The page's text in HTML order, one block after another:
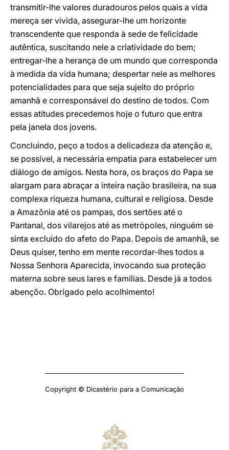
transmitir-lhe valores duradouros pelos quais a vida
mereça ser vivida, assegurar-lhe um horizonte
transcendente que responda à sede de felicidade
autêntica, suscitando nele a criatividade do bem;
entregar-lhe a herança de um mundo que corresponda
à medida da vida humana; despertar nele as melhores
potencialidades para que seja sujeito do próprio
amanhã e corresponsável do destino de todos. Com
essas atitudes precedemos hoje o futuro que entra
pela janela dos jovens.
Concluindo, peço a todos a delicadeza da atenção e,
se possível, a necessária empatia para estabelecer um
diálogo de amigos. Nesta hora, os braços do Papa se
alargam para abraçar a inteira nação brasileira, na sua
complexa riqueza humana, cultural e religiosa. Desde
a Amazônia até os pampas, dos sertões até o
Pantanal, dos vilarejos até as metrópoles, ninguém se
sinta excluído do afeto do Papa. Depois de amanhã, se
Deus quiser, tenho em mente recordar-lhes todos a
Nossa Senhora Aparecida, invocando sua proteção
materna sobre seus lares e famílias. Desde já a todos
abençôo. Obrigado pelo acolhimento!
Copyright © Dicastério para a Comunicação